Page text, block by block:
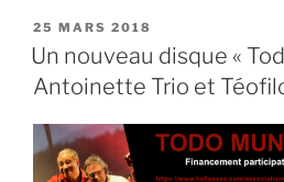
PUBLIÉ
LE
25 MARS 2018
Un nouveau disque «
Antoinette Trio et